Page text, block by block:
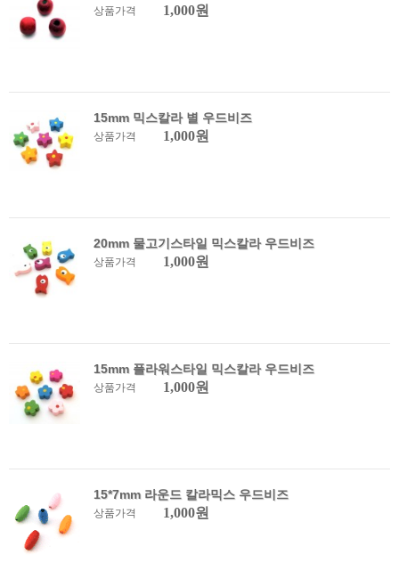
상품가격 1,000원
15mm 믹스칼라 별 우드비즈
상품가격 1,000원
20mm 물고기스타일 믹스칼라 우드비즈
상품가격 1,000원
15mm 플라워스타일 믹스칼라 우드비즈
상품가격 1,000원
15*7mm 라운드 칼라믹스 우드비즈
상품가격 1,000원